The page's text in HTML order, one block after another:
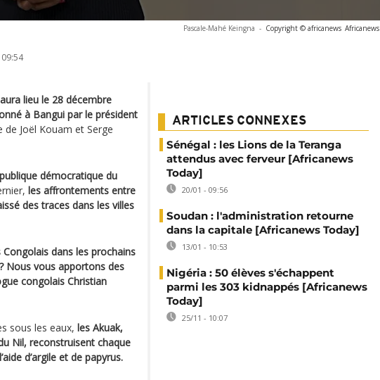
Pascale-Mahé Keingna - Copyright © africanews Africanews
lieu le 28 décembre
à Bangui par le président
de Joël Kouam et Serge
démocratique du
les affrontements entre
des traces dans les villes
dans les prochains
Nous vous apportons des
congolais Christian
sous les eaux, les Akuak,
Nil, reconstruisent chaque
d’argile et de papyrus.
ARTICLES CONNEXES
Sénégal : les Lions de la Teranga
attendus avec ferveur [Africanews
Today]
20/01 - 09:56
Soudan : l'administration retourne
dans la capitale [Africanews Today]
13/01 - 10:53
Nigéria : 50 élèves s'échappent
parmi les 303 kidnappés [Africanews
Today]
25/11 - 10:07